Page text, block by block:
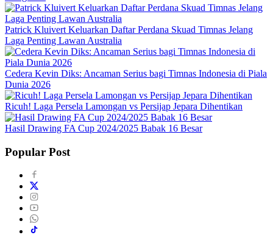
Patrick Kluivert Keluarkan Daftar Perdana Skuad Timnas Jelang
Laga Penting Lawan Australia
Cedera Kevin Diks: Ancaman Serius bagi Timnas Indonesia di Piala
Dunia 2026
Ricuh! Laga Persela Lamongan vs Persijap Jepara Dihentikan
Hasil Drawing FA Cup 2024/2025 Babak 16 Besar
Popular Post